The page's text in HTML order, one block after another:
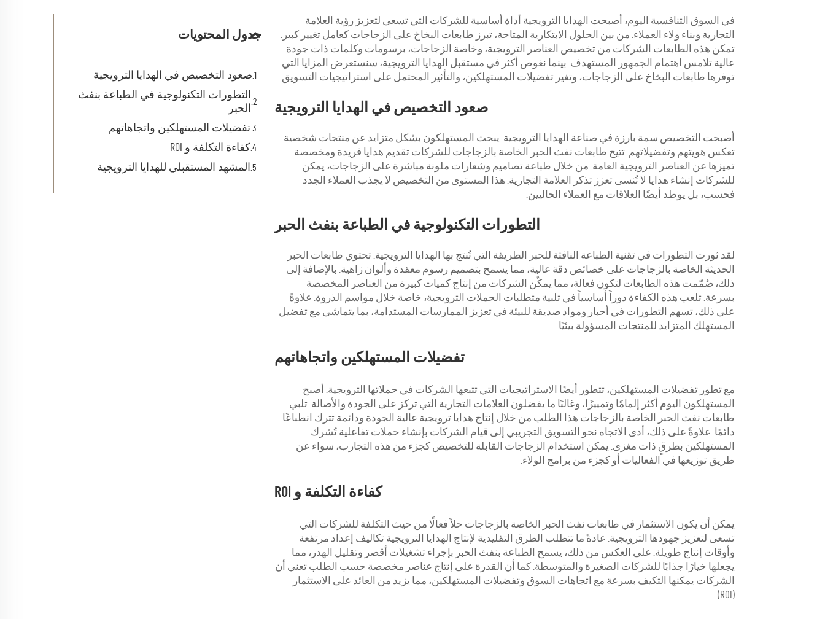
في السوق التنافسية اليوم، أصبحت الهدايا الترويجية أداة أساسية للشركات التي تسعى لتعزيز رؤية العلامة
التجارية وبناء ولاء العملاء. من بين الحلول الابتكارية المتاحة، تبرز طابعات البخاخ على الزجاجات كعامل تغيير كبير.
تمكن هذه الطابعات الشركات من تخصيص العناصر الترويجية، وخاصة الزجاجات، برسومات وكلمات ذات جودة
عالية تلامس اهتمام الجمهور المستهدف. بينما نغوص أكثر في مستقبل الهدايا الترويجية، سنستعرض المزايا التي
توفرها طابعات البخاخ على الزجاجات، وتغير تفضيلات المستهلكين، والتأثير المحتمل على استراتيجيات التسويق.
صعود التخصيص في الهدايا الترويجية
أصبحت التخصيص سمة بارزة في صناعة الهدايا الترويجية. يبحث المستهلكون بشكل متزايد عن منتجات شخصية
تعكس هويتهم وتفضيلاتهم. تتيح طابعات نفث الحبر الخاصة بالزجاجات للشركات تقديم هدايا فريدة ومخصصة
تميزها عن العناصر الترويجية العامة. من خلال طباعة تصاميم وشعارات ملونة مباشرة على الزجاجات، يمكن
للشركات إنشاء هدايا لا تُنسى تعزز تذكر العلامة التجارية. هذا المستوى من التخصيص لا يجذب العملاء الجدد
فحسب، بل يوطد أيضًا العلاقات مع العملاء الحاليين.
التطورات التكنولوجية في الطباعة بنفث الحبر
لقد ثورت التطورات في تقنية الطباعة النافثة للحبر الطريقة التي تُنتج بها الهدايا الترويجية. تحتوي طابعات الحبر
الحديثة الخاصة بالزجاجات على خصائص دقة عالية، مما يسمح بتصميم رسوم معقدة وألوان زاهية. بالإضافة إلى
ذلك، صُمّمت هذه الطابعات لتكون فعالة، مما يمكّن الشركات من إنتاج كميات كبيرة من العناصر المخصصة
بسرعة. تلعب هذه الكفاءة دوراً أساسياً في تلبية متطلبات الحملات الترويجية، خاصة خلال مواسم الذروة. علاوةً
على ذلك، تسهم التطورات في أحبار ومواد صديقة للبيئة في تعزيز الممارسات المستدامة، بما يتماشى مع تفضيل
المستهلك المتزايد للمنتجات المسؤولة بيئيًا.
تفضيلات المستهلكين واتجاهاتهم
مع تطور تفضيلات المستهلكين، تتطور أيضًا الاستراتيجيات التي تتبعها الشركات في حملاتها الترويجية. أصبح
المستهلكون اليوم أكثر إلمامًا وتمييزًا، وغالبًا ما يفضلون العلامات التجارية التي تركز على الجودة والأصالة. تلبي
طابعات نفث الحبر الخاصة بالزجاجات هذا الطلب من خلال إنتاج هدايا ترويجية عالية الجودة ودائمة تترك انطباعًا
دائمًا. علاوةً على ذلك، أدى الاتجاه نحو التسويق التجريبي إلى قيام الشركات بإنشاء حملات تفاعلية تُشرك
المستهلكين بطرقٍ ذات مغزى. يمكن استخدام الزجاجات القابلة للتخصيص كجزء من هذه التجارب، سواء عن
طريق توزيعها في الفعاليات أو كجزء من برامج الولاء.
كفاءة التكلفة و ROI
يمكن أن يكون الاستثمار في طابعات نفث الحبر الخاصة بالزجاجات حلاً فعالًا من حيث التكلفة للشركات التي
تسعى لتعزيز جهودها الترويجية. عادةً ما تتطلب الطرق التقليدية لإنتاج الهدايا الترويجية تكاليف إعداد مرتفعة
وأوقات إنتاج طويلة. على العكس من ذلك، يسمح الطباعة بنفث الحبر بإجراء تشغيلات أقصر وتقليل الهدر، مما
يجعلها خيارًا جذابًا للشركات الصغيرة والمتوسطة. كما أن القدرة على إنتاج عناصر مخصصة حسب الطلب تعني أن
الشركات يمكنها التكيف بسرعة مع اتجاهات السوق وتفضيلات المستهلكين، مما يزيد من العائد على الاستثمار
(ROI).
جدول المحتويات
صعود التخصيص في الهدايا الترويجية
التطورات التكنولوجية في الطباعة بنفث
الحبر
تفضيلات المستهلكين واتجاهاتهم
كفاءة التكلفة و ROI
المشهد المستقبلي للهدايا الترويجية